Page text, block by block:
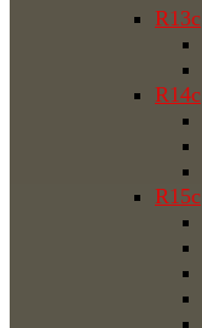
R13c
R14c
R15c